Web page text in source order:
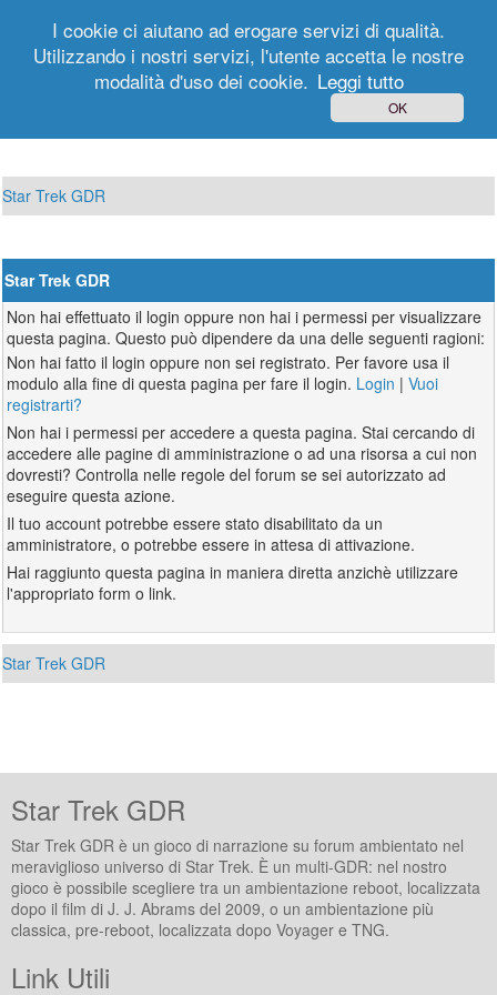
Registrati
Star Trek GDR
Star Trek GDR
Non hai effettuato il login oppure non hai i permessi per visualizzare
questa pagina. Questo può dipendere da una delle seguenti ragioni:
Non hai fatto il login oppure non sei registrato. Per favore usa il
modulo alla fine di questa pagina per fare il login. Login |Vuoi
registrarti?
Non hai i permessi per accedere a questa pagina. Stai cercando di
accedere alle pagine di amministrazione o ad una risorsa a cui non
dovresti? Controlla nelle regole del forum se sei autorizzato ad
eseguire questa azione.
Il tuo account potrebbe essere stato disabilitato da un
amministratore, o potrebbe essere in attesa di attivazione.
Hai raggiunto questa pagina in maniera diretta anzichè utilizzare
l'appropriato form o link.
Star Trek GDR
Star Trek GDR
Star Trek GDR è un gioco di narrazione su forum ambientato nel
meraviglioso universo di Star Trek. È un multi-GDR: nel nostro
gioco è possibile scegliere tra un ambientazione reboot, localizzata
dopo il film di J. J. Abrams del 2009, o un ambientazione più
classica, pre-reboot, localizzata dopo Voyager e TNG.
Link Utili
I cookie ci aiutano ad erogare servizi di qualità.
Utilizzando i nostri servizi, l'utente accetta le nostre
modalità d'uso dei cookie. Leggi tutto
OK